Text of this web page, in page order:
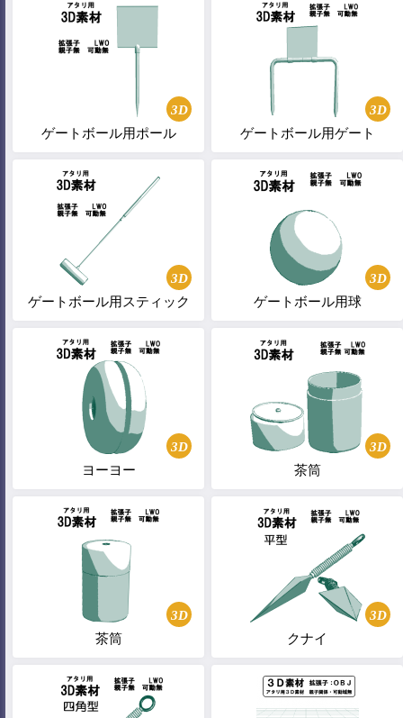
3D
ゲートボール用ポール
3D
ゲートボール用ゲート
3D
ゲートボール用スティック
3D
ゲートボール用球
3D
ヨーヨー
3D
茶筒
3D
茶筒
3D
クナイ